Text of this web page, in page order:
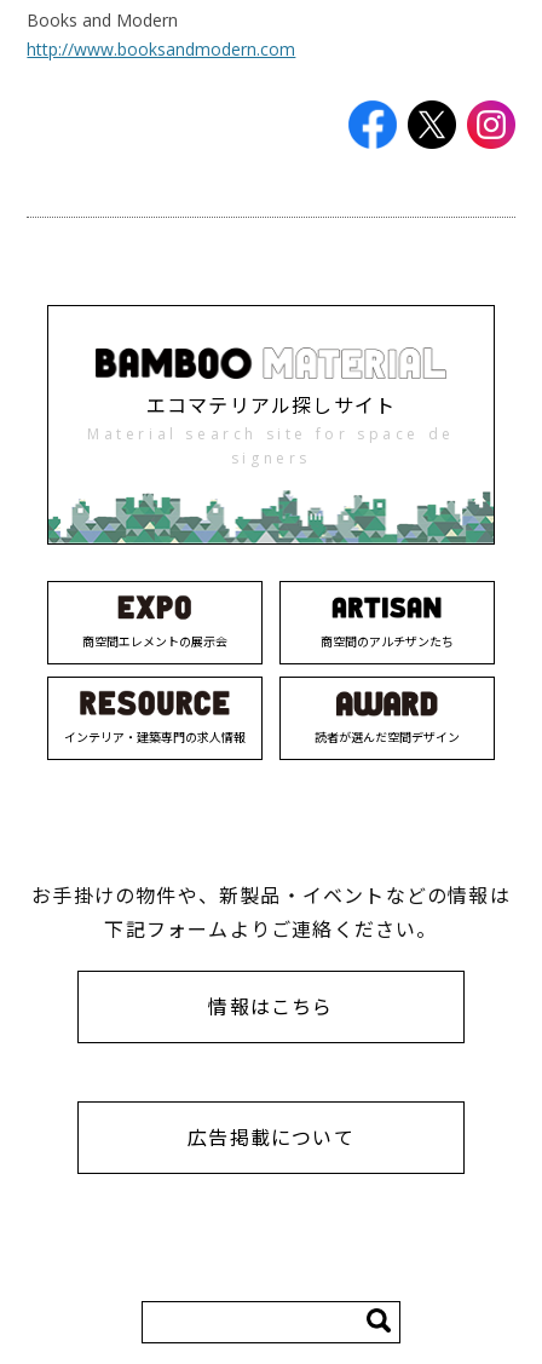
Books and Modern
http://www.booksandmodern.com
エコマテリアル探しサイト
Material search site for space de
signers
商空間エレメントの展示会 商空間のアルチザンたち
インテリア・建築専門の求人情報 読者が選んだ空間デザイン
お手掛けの物件や、新製品・イベントなどの情報は
下記フォームよりご連絡ください。
情報はこちら
広告掲載について
索: